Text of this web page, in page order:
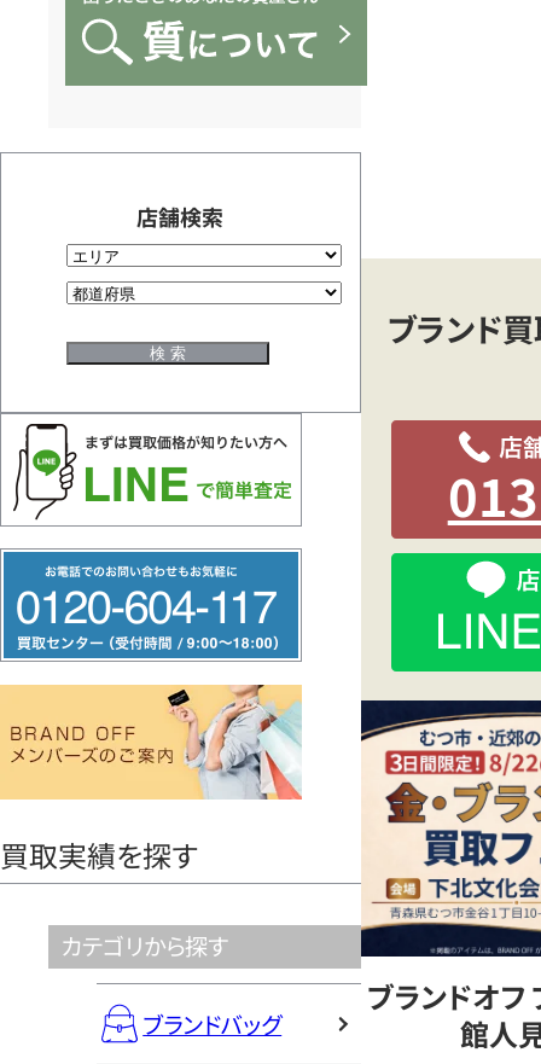
取
レ
ア
函
館
人
見
店
店舗検索
リ
ー
ヤ
買取実績を探す
カテゴリから探す
ブランドバッグ
ブランド
ブランドオフ
館人